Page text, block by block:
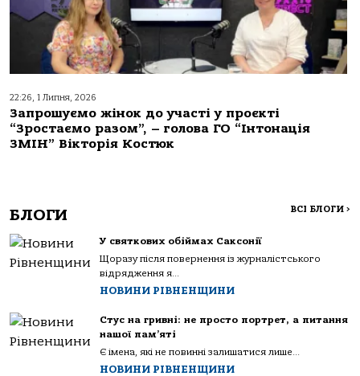
22:26, 1 Липня, 2026
Запрошуємо жінок до участі у проєкті
“Зростаємо разом”, – голова ГО “Інтонація
ЗМІН” Вікторія Костюк
БЛОГИ ВСІ БЛОГИ >
У святкових обіймах Саксонії
Щоразу після повернення із журналістського
відрядження я...
НОВИНИ РІВНЕНЩИНИ
Стус на гривні: не просто портрет, а питання
нашої пам’яті
Є імена, які не повинні залишатися лише...
НОВИНИ РІВНЕНЩИНИ